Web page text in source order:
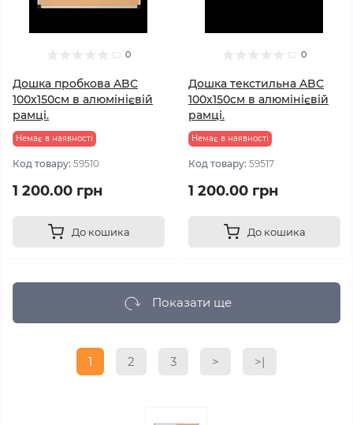
0
Дошка пробкова ABC
100х150см в алюмінієвій
рамці.
Немає в наявності
Код товару: 59510
1 200.00 грн
До кошика
0
Дошка текстильна ABC
100х150см в алюмінієвій
рамці.
Немає в наявності
Код товару: 59517
1 200.00 грн
До кошика
Показати ще
1 2 3 > >|